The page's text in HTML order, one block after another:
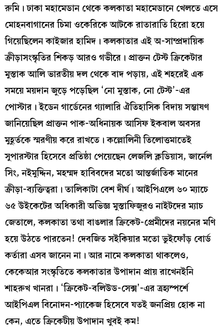
রুমি। ঢাকা মহামেডান থেকে কলকাতা মহামেডানে খেলতে এসে
মোহনবাগানের চিমা ওকেরিকে আটকে রাতারাতি হিরো হয়ে
গিয়েছিলেন কাইজার হামিদ। কলকাতার এই অ-সাম্প্রদায়িক
ক্রীড়াসংস্কৃতির শিকড় আরও গভীরে। প্রাক্তন টেস্ট ক্রিকেটার
মুস্তাক আলি ভারতীয় দল থেকে বাদ পড়ায়, এই শহরেই এক
সময়ে ময়দান জুড়ে পড়েছিল ‘নো মুস্তাক, নো টেস্ট’-এর
পোস্টার। ইডেন গার্ডেনের গ্যালারি ঐতিহাসিক বিদায় সম্ভাষণ
জানিয়েছিল প্রাক্তন পাক-অধিনায়ক আসিফ ইকবাল অবসর
মুহূর্তকে স্মরণীয় করে রাখতে। কল্লোলিনী তিলোত্তমাতেই
সুপারস্টার হিসেবে প্রতিষ্ঠা পেয়েছেন লেজলি ক্লডিয়াস, জার্নেল
সিং, নইমুদ্দিন, মহম্মদ হাবিবদের মতো আন্তর্জাতিক মানের
ক্রীড়া-ব্যক্তিত্বরা। তালিকাটা বেশ দীর্ঘ। আইপিএলে ৬০ ম্যাচে
৬৫ উইকেটের অধিকারী অভিজ্ঞ মুস্তাফিজুরও নাইটদের ম্যাচ
জেতালে, কলকাতা তথা বাঙলার ক্রিকেট-প্রেমীদের নয়নের মণি
হয়ে উঠতে পারতেন! দেবজিত সইকিয়ার মতো ভুইফোঁড় বোর্ড
কর্তারা এসব জানেন না। আর নামে কলকাতা থাকলেও,
কেকেআর সংস্কৃতিতে কলকাতার উপাদান প্রায় রাখেনইনি
শাহরুখ খানরা। ‘ক্রিকেট-বলিউড-সেক্স’-এর ত্রহ্যস্পর্শে
আইপিএল বিনোদন-প্যাকেজ হিসেবে যতই জনপ্রিয় হোক না
কেন, এতে ক্রিকেটীয় উপাদান খুবই কম!